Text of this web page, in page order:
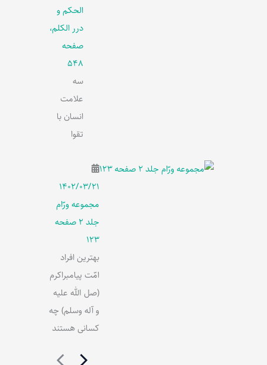
الحکم و
درر الکلم،
صفحه
548
سه
علامت
انسان با
تقوا
۱۴۰۲/۰۳/۲۱
مجموعه ورّام
جلد 2 صفحه
123
بهترین افراد
امّت پیامبراکرم
(صل الله علیه
و آله وسلم) چه
کسانی هستند